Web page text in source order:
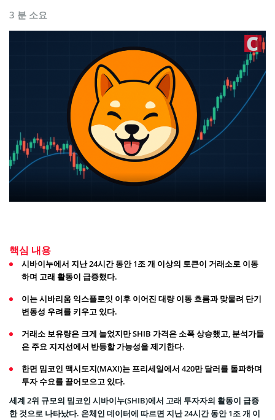
3 분 소요
핵심 내용
시바이누에서 지난 24시간 동안 1조 개 이상의 토큰이 거래소로 이동
하며 고래 활동이 급증했다.
이는 시바리움 익스플로잇 이후 이어진 대량 이동 흐름과 맞물려 단기
변동성 우려를 키우고 있다.
거래소 보유량은 크게 늘었지만 SHIB 가격은 소폭 상승했고, 분석가들
은 주요 지지선에서 반등할 가능성을 제기한다.
한면 밈코인 맥시도지(MAXI)는 프리세일에서 420만 달러를 돌파하며
투자 수요를 끌어모으고 있다.
세계 2위 규모의 밈코인 시바이누(SHIB)에서 고래 투자자의 활동이 급증
한 것으로 나타났다. 온체인 데이터에 따르면 지난 24시간 동안 1조 개 이